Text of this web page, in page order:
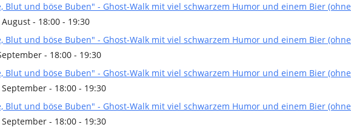
Blut und böse Buben" - Ghost-Walk mit viel schwarzem Humor und einem Bier (ohne
- 18:00 - 19:30
Blut und böse Buben" - Ghost-Walk mit viel schwarzem Humor und einem Bier (ohne
- 18:00 - 19:30
Blut und böse Buben" - Ghost-Walk mit viel schwarzem Humor und einem Bier (ohne
- 18:00 - 19:30
Blut und böse Buben" - Ghost-Walk mit viel schwarzem Humor und einem Bier (ohne
- 18:00 - 19:30